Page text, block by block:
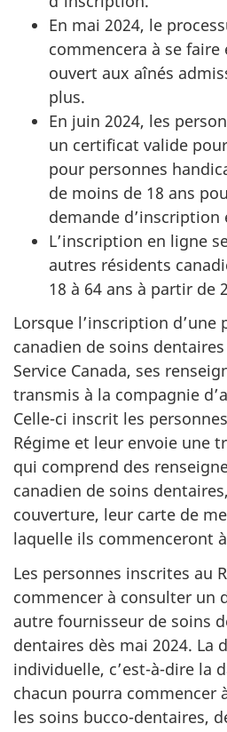
En mai 2024, le
commencera à se
ouvert aux aînés
plus.
En juin 2024, les
un certificat valide
pour personnes
de moins de 18 ans
demande d’inscription
L’inscription en ligne
autres résidents
18 à 64 ans à partir de
Lorsque l’inscription d’une
canadien de soins
Service Canada, ses
transmis à la compagnie
Celle-ci inscrit les
Régime et leur envoie une
qui comprend des
canadien de soins
couverture, leur carte de
laquelle ils commenceront
Les personnes inscrites au
commencer à consulter un
autre fournisseur de soins
dentaires dès mai 2024. La
individuelle, c’est-à-dire la
chacun pourra commencer
les soins bucco-dentaires,